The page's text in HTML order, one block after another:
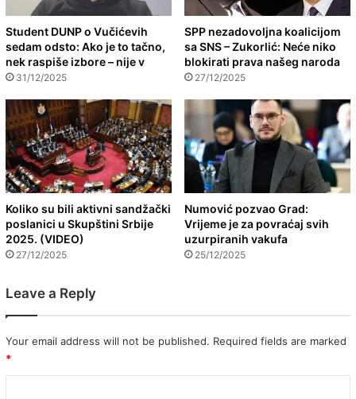
Student DUNP o Vučićevih
sedam odsto: Ako je to tačno,
nek raspiše izbore – nije v
31/12/2025
SPP nezadovoljna koalicijom
sa SNS – Zukorlić: Neće niko
blokirati prava našeg naroda
27/12/2025
Koliko su bili aktivni sandžački
poslanici u Skupštini Srbije
2025. (VIDEO)
27/12/2025
Numović pozvao Grad:
Vrijeme je za povraćaj svih
uzurpiranih vakufa
25/12/2025
Leave a Reply
Your email address will not be published. Required fields are marked
*